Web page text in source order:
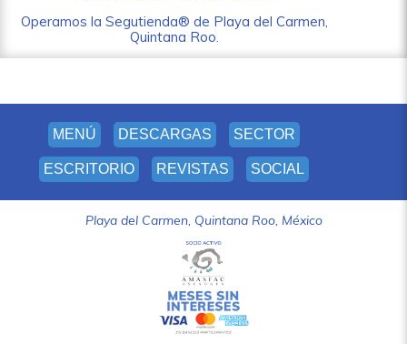
Operamos la Segutienda® de Playa del Carmen,
Quintana Roo.
MENÚ DESCARGAS SECTOR
ESCRITORIO REVISTAS SOCIAL
Playa del Carmen, Quintana Roo, México